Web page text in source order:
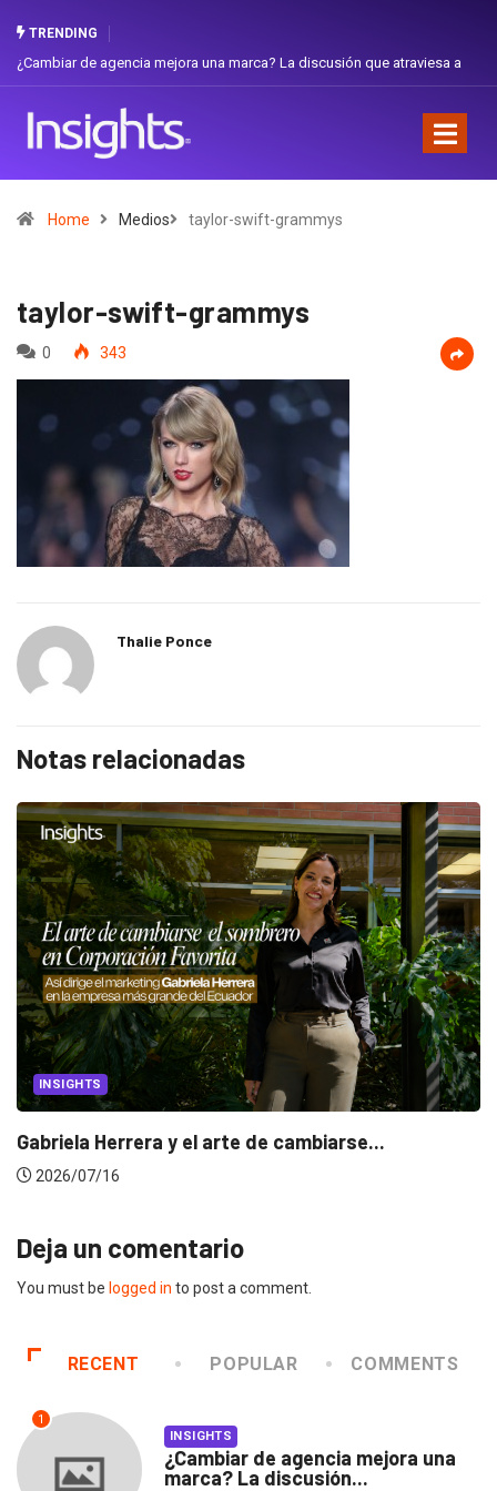
TRENDING
de agencia mejora una marca? La discusión que atraviesa a
Gabriela
Home Medios taylor-swift-grammys
taylor-swift-grammys
0 343
Thalie Ponce
Notas relacionadas
INSIGHTS
Gabriela Herrera y el arte de cambiarse...
2026/07/16
Deja un comentario
You must be logged in to post a comment.
RECENT POPULAR COMMENTS
1
INSIGHTS
¿Cambiar de agencia mejora una
marca? La discusión...